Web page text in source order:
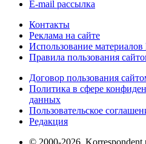
E-mail рассылка
Контакты
Реклама на сайте
Использование материалов
Правила пользования
Договор пользования
Политика в сфере
данных
Пользовательское
Редакция
© 2000-2026,